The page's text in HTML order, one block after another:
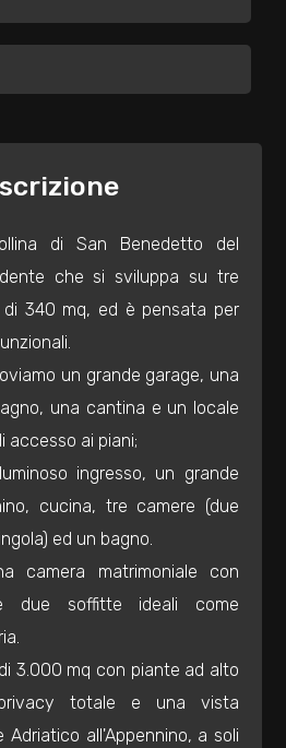
di San Benedetto del
che si sviluppa su tre
di 340 mq, ed è pensata per
un grande garage, una
una cantina e un locale
accesso ai piani;
ingresso, un grande
cucina, tre camere (due
ed un bagno.
camera matrimoniale con
due soffitte ideali come
3.000 mq con piante ad alto
totale e una vista
Adriatico all'Appennino, a soli